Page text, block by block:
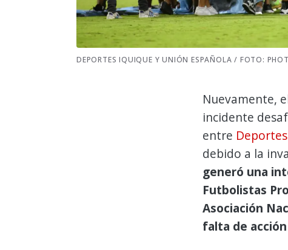
DEPORTES IQUIQUE Y UNIÓN ESPAÑOLA / FOTO:
Nuevamente,
incidente
entre
debido a la
generó una
Futbolistas
Asociación
falta de